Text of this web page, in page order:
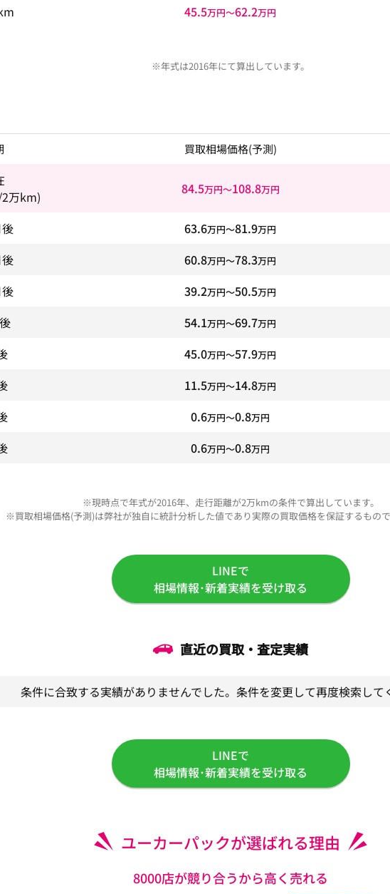
45.5万円〜62.2万円
※年式は2016年にて算出しています。
買取相場価格(予測)
万km)
84.5万円〜108.8万円
63.6万円〜81.9万円
60.8万円〜78.3万円
39.2万円〜50.5万円
54.1万円〜69.7万円
45.0万円〜57.9万円
11.5万円〜14.8万円
0.6万円〜0.8万円
0.6万円〜0.8万円
※現時点で年式が2016年、走行距離が2万kmの条件で算出しています。
※買取相場価格(予測)は弊社が独自に統計分析した値であり実際の買取価格を保証するもので
LINEで
相場情報･新着実績を受け取る
直近の買取・査定実績
条件に合致する実績がありませんでした。条件を変更して再度検索して
LINEで
相場情報･新着実績を受け取る
ユーカーパックが選ばれる理由
8000店が競り合うから高く売れる